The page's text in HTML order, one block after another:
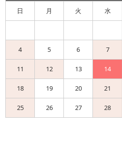
日 月 火 水
4 5 6 7
11 12 13 14
18 19 20 21
25 26 27 28